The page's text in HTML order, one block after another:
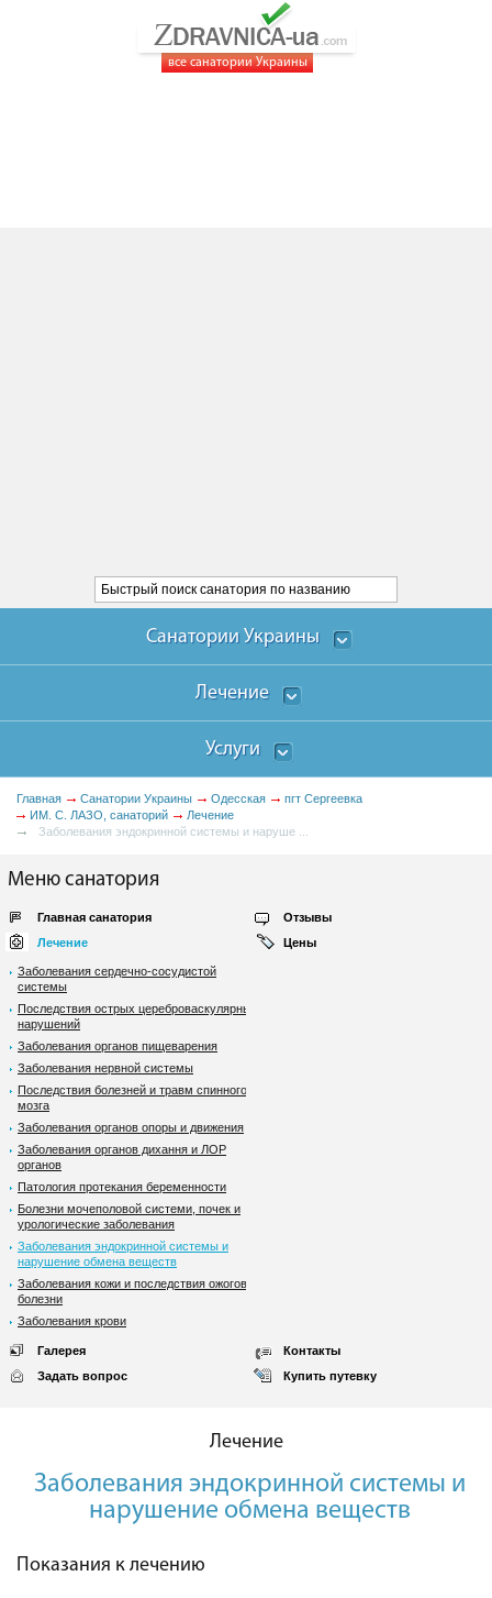
все санатории Украины
Санатории Украины
Лечение
Услуги
Главная Санатории Украины Одесская
пгт Сергеевка
ИМ. С. ЛАЗО, санаторий
Лечение
Заболевания эндокринной системы и наруше ...
Меню санатория
Главная санатория
Отзывы
Лечение
Заболевания сердечно-сосудистой
системы
Последствия острых цереброваскулярных
нарушений
Заболевания органов пищеварения
Заболевания нервной системы
Последствия болезней и травм спинного
мозга
Заболевания органов опоры и движения
Заболевания органов дихання и ЛОР
органов
Патология протекания беременности
Болезни мочеполовой системи, почек и
урологические заболевания
Заболевания эндокринной системы и
нарушение обмена веществ
Заболевания кожи и последствия ожоговой
болезни
Заболевания крови
Цены
Галерея
Контакты
Задать вопрос
Купить путевку
Лечение
Заболевания эндокринной системы и
нарушение обмена веществ
Показания к лечению